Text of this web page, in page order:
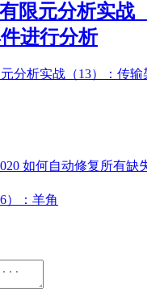
限元分析实战
进行分析
如何自动修复所有缺
）：羊角